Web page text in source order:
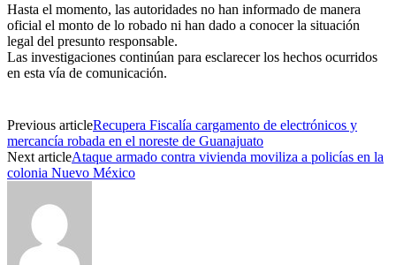
Hasta el momento, las autoridades no han informado de manera
oficial el monto de lo robado ni han dado a conocer la situación
legal del presunto responsable.
Las investigaciones continúan para esclarecer los hechos ocurridos
en esta vía de comunicación.
Previous articleRecupera Fiscalía cargamento de electrónicos y
mercancía robada en el noreste de Guanajuato
Next articleAtaque armado contra vivienda moviliza a policías en la
colonia Nuevo México